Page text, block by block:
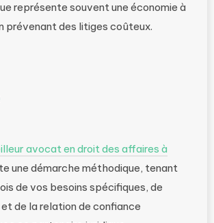
représente souvent une économie à
prévenant des litiges coûteux.
avocat en droit des affaires à
une démarche méthodique, tenant
de vos besoins spécifiques, de
de la relation de confiance